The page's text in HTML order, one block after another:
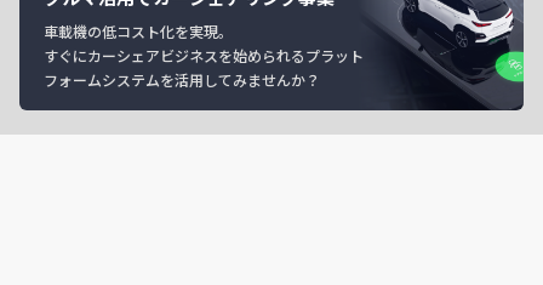
車載機の低コスト化を実現。
すぐにカーシェアビジネスを始められるプラット
フォームシステムを活用してみませんか？